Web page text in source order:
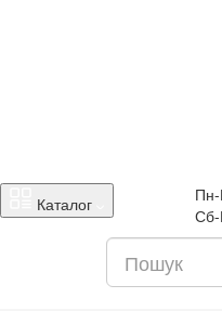
Каталог
Сб-